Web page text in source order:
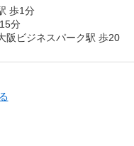
歩1分
分
阪ビジネスパーク駅 歩20